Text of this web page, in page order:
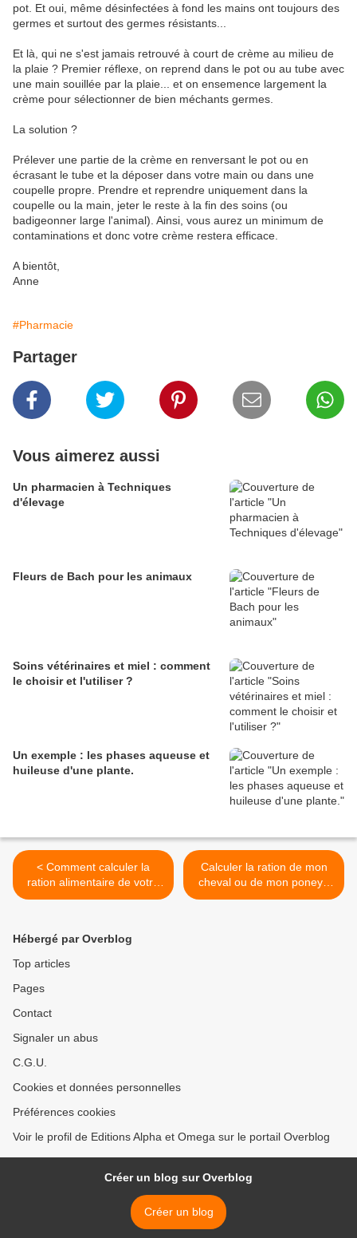
pot. Et oui, même désinfectées à fond les mains ont toujours des
germes et surtout des germes résistants...
Et là, qui ne s'est jamais retrouvé à court de crème au milieu de
la plaie ? Premier réflexe, on reprend dans le pot ou au tube avec
une main souillée par la plaie... et on ensemence largement la
crème pour sélectionner de bien méchants germes.
La solution ?
Prélever une partie de la crème en renversant le pot ou en
écrasant le tube et la déposer dans votre main ou dans une
coupelle propre. Prendre et reprendre uniquement dans la
coupelle ou la main, jeter le reste à la fin des soins (ou
badigeonner large l'animal). Ainsi, vous aurez un minimum de
contaminations et donc votre crème restera efficace.
A bientôt,
Anne
#Pharmacie
Partager
Vous aimerez aussi
Un pharmacien à Techniques
d'élevage
Fleurs de Bach pour les animaux
Soins vétérinaires et miel : comment
le choisir et l'utiliser ?
Un exemple : les phases aqueuse et
huileuse d'une plante.
< Comment calculer la
ration alimentaire de votre
cheval (poney ou âne) en 5
Calculer la ration de mon
cheval ou de mon poney :
1. faire un état des lieux >
Hébergé par Overblog
Top articles
Pages
Contact
Signaler un abus
C.G.U.
Cookies et données personnelles
Préférences cookies
Voir le profil de Editions Alpha et Omega sur le portail Overblog
Créer un blog sur Overblog
Créer un blog